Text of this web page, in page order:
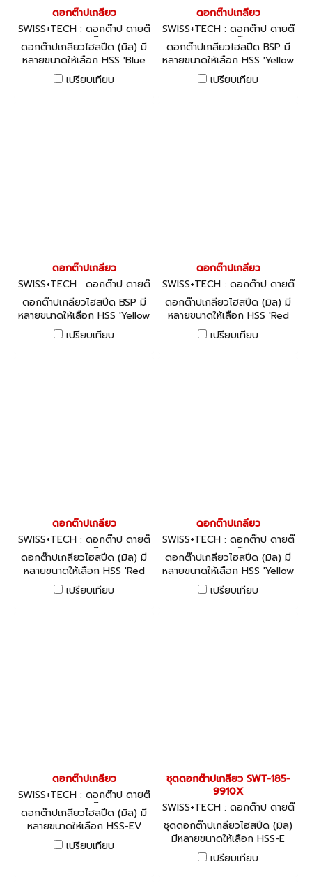
ดอกต๊าปเกลียว
SWISS+TECH : ดอกต๊าป ดายต๊
าป ด้ามต๊าป
ดอกต๊าปเกลียวไฮสปีด (มิล) มี
หลายขนาดให้เลือก HSS 'Blue
Ring' Taps: Spiral Point/Gun
Nose - ISO Metric Coarse,
เปรียบเทียบ
ดอกต๊าปเกลียว
SWISS+TECH : ดอกต๊าป ดายต๊
าป ด้ามต๊าป
ดอกต๊าปเกลียวไฮสปีด BSP มี
หลายขนาดให้เลือก HSS 'Yellow
Ring' Taps: Spiral Flute -
British Standard Pipe, Bright
เปรียบเทียบ
ดอกต๊าปเกลียว
SWISS+TECH : ดอกต๊าป ดายต๊
าป ด้ามต๊าป
ดอกต๊าปเกลียวไฮสปีด BSP มี
หลายขนาดให้เลือก HSS 'Yellow
Ring' Taps: Spiral Point/Gun
Nose - British Standard
เปรียบเทียบ
ดอกต๊าปเกลียว
SWISS+TECH : ดอกต๊าป ดายต๊
าป ด้ามต๊าป
ดอกต๊าปเกลียวไฮสปีด (มิล) มี
หลายขนาดให้เลือก HSS 'Red
Ring' Taps: Spiral Flute - ISO
Metric Coarse, Oxidised
เปรียบเทียบ
ดอกต๊าปเกลียว
SWISS+TECH : ดอกต๊าป ดายต๊
าป ด้ามต๊าป
ดอกต๊าปเกลียวไฮสปีด (มิล) มี
หลายขนาดให้เลือก HSS 'Red
Ring' Taps: Spiral Point/Gun
Nose - ISO Metric Coarse,
เปรียบเทียบ
ดอกต๊าปเกลียว
SWISS+TECH : ดอกต๊าป ดายต๊
าป ด้ามต๊าป
ดอกต๊าปเกลียวไฮสปีด (มิล) มี
หลายขนาดให้เลือก HSS 'Yellow
Ring' Taps: Spiral Flute - ISO
Metric Coarse, Oxidised
เปรียบเทียบ
ดอกต๊าปเกลียว
SWISS+TECH : ดอกต๊าป ดายต๊
าป ด้ามต๊าป
ดอกต๊าปเกลียวไฮสปีด (มิล) มี
หลายขนาดให้เลือก HSS-EV
'Yellow Ring' Taps: Spiral
Point/Gun Nose - ISO
เปรียบเทียบ
ชุดดอกต๊าปเกลียว SWT-185-
9910X
SWISS+TECH : ดอกต๊าป ดายต๊
าป ด้ามต๊าป
ชุดดอกต๊าปเกลียวไฮสปีด (มิล)
มีหลายขนาดให้เลือก HSS-E
'Black Ring' M3 - M8 5
Piece Tap Set - Spiral Flute
เปรียบเทียบ